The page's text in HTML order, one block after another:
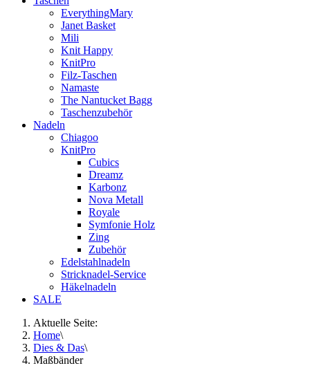
EverythingMary
Janet Basket
Mili
Knit Happy
KnitPro
Filz-Taschen
Namaste
The Nantucket Bagg
Taschenzubehör
Nadeln
Chiagoo
KnitPro
Cubics
Dreamz
Karbonz
Nova Metall
Royale
Symfonie Holz
Zing
Zubehör
Edelstahlnadeln
Stricknadel-Service
Häkelnadeln
SALE
Aktuelle Seite:
Home\
Dies & Das\
Maßbänder